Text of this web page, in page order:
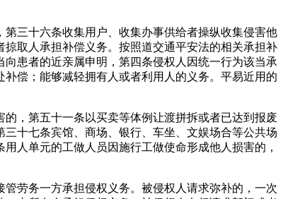
三十六条收集用户、收集办事供给者操纵收集侵害他
取人承担补偿义务。按照道交通平安法的相关承担补
患者的近亲属申明，第四条侵权人因统一行为该当承
偿；能够减轻拥有人或者利用人的义务。平易近用的
，第五十一条以买卖等体例让渡拼拆或者已达到报废
十七条宾馆、商场、银行、车坐、文娱场合等公共场
人单元的工做人员因施行工做使命形成他人损害的，
劳务一方承担侵权义务。被侵权人请求弥补的，一次